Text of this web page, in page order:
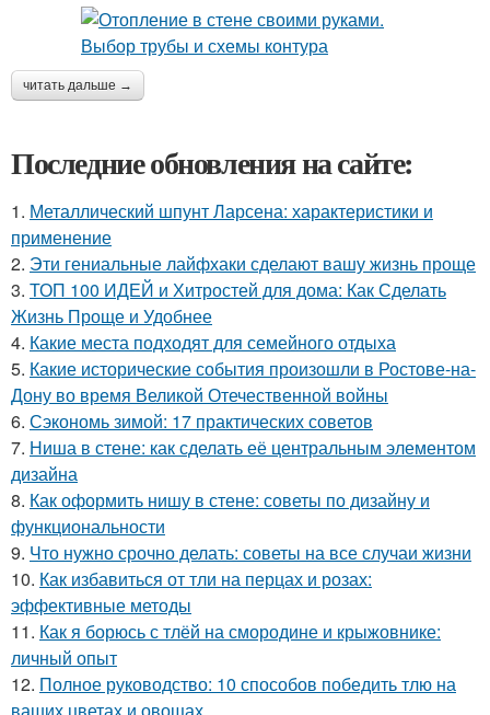
читать дальше →
Последние обновления на сайте:
1. Металлический шпунт Ларсена: характеристики и
применение
2. Эти гениальные лайфхаки сделают вашу жизнь проще
3. ТОП 100 ИДЕЙ и Хитростей для дома: Как Сделать
Жизнь Проще и Удобнее
4. Какие места подходят для семейного отдыха
5. Какие исторические события произошли в Ростове-на-
Дону во время Великой Отечественной войны
6. Сэкономь зимой: 17 практических советов
7. Ниша в стене: как сделать её центральным элементом
дизайна
8. Как оформить нишу в стене: советы по дизайну и
функциональности
9. Что нужно срочно делать: советы на все случаи жизни
10. Как избавиться от тли на перцах и розах:
эффективные методы
11. Как я борюсь с тлёй на смородине и крыжовнике:
личный опыт
12. Полное руководство: 10 способов победить тлю на
ваших цветах и овощах